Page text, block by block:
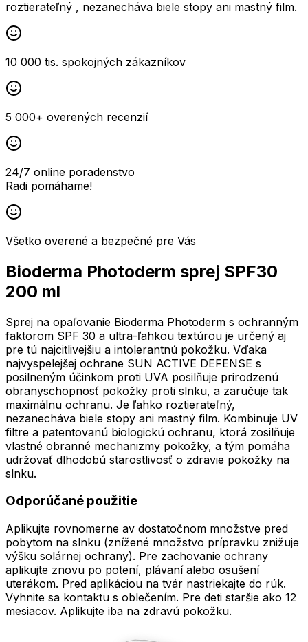
roztierateľný , nezanecháva biele stopy ani mastný film.
10 000 tis. spokojných zákazníkov
5 000+ overených recenzií
24/7 online poradenstvo
Radi pomáhame!
Všetko overené a bezpečné pre Vás
Bioderma Photoderm sprej SPF30
200 ml
Sprej na opaľovanie Bioderma Photoderm s ochranným
faktorom SPF 30 a ultra-ľahkou textúrou je určený aj
pre tú najcitlivejšiu a intolerantnú pokožku. Vďaka
najvyspelejšej ochrane SUN ACTIVE DEFENSE s
posilneným účinkom proti UVA posilňuje prirodzenú
obranyschopnosť pokožky proti slnku, a zaručuje tak
maximálnu ochranu. Je ľahko roztierateľný,
nezanecháva biele stopy ani mastný film. Kombinuje UV
filtre a patentovanú biologickú ochranu, ktorá zosilňuje
vlastné obranné mechanizmy pokožky, a tým pomáha
udržovať dlhodobú starostlivosť o zdravie pokožky na
slnku.
Odporúčané použitie
Aplikujte rovnomerne av dostatočnom množstve pred
pobytom na slnku (znížené množstvo prípravku znižuje
výšku solárnej ochrany). Pre zachovanie ochrany
aplikujte znovu po potení, plávaní alebo osušení
uterákom. Pred aplikáciou na tvár nastriekajte do rúk.
Vyhnite sa kontaktu s oblečením. Pre deti staršie ako 12
mesiacov. Aplikujte iba na zdravú pokožku.